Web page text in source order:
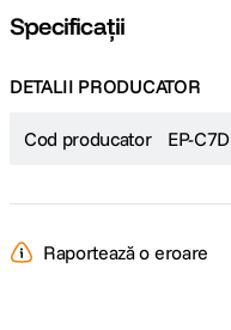
Specificații
DETALII PRODUCATOR
Cod producator EP-C7D
Raportează o eroare